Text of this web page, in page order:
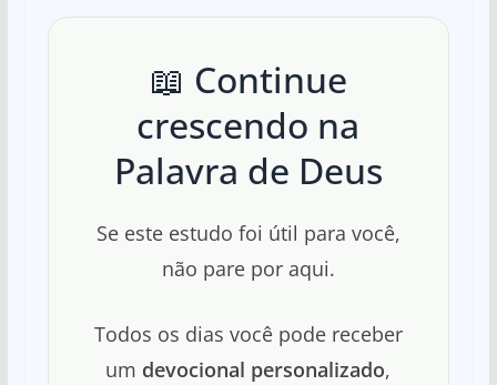
📖 Continue
crescendo na
Palavra de Deus
Se este estudo foi útil para você,
não pare por aqui.
Todos os dias você pode receber
um devocional personalizado,